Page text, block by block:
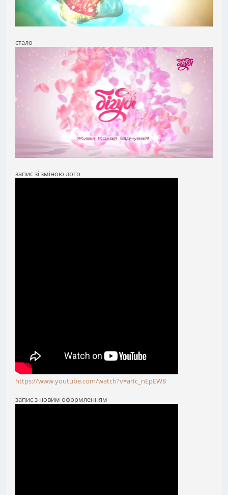
стало
запис зі зміною лого
https://www.youtube.com/watch?v=arIc_nEpEW8
запис з новим оформленням